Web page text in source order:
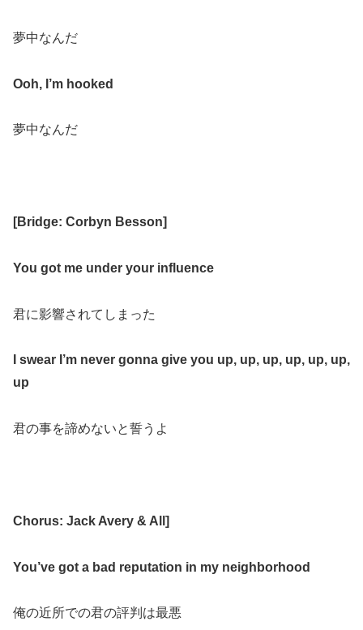
夢中なんだ
Ooh, I’m hooked
夢中なんだ
[Bridge: Corbyn Besson]
You got me under your influence
君に影響されてしまった
I swear I’m never gonna give you up, up, up, up, up, up,
up
君の事を諦めないと誓うよ
Chorus: Jack Avery & All ]
You’ve got a bad reputation in my neighborhood
俺の近所での君の評判は最悪